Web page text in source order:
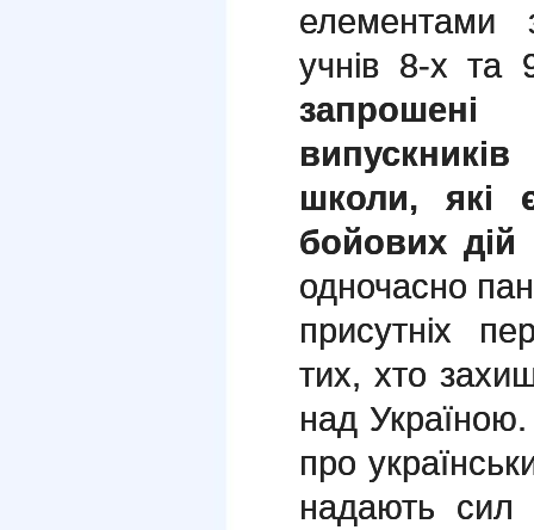
елементами
учнів 8-х та
школи, які
бойових дій
одночасно
присутніх
тих, хто
над Україною.
про
надають сил